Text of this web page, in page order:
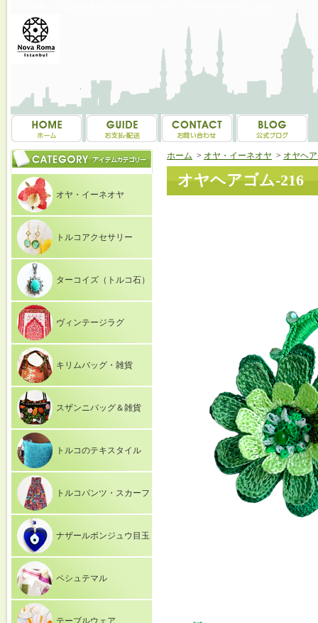
オヤ・イーネオヤ
トルコアクセサリー
ターコイズ（トルコ石）
ヴィンテージラグ
キリムバッグ・雑貨
スザンニバッグ＆雑貨
トルコのテキスタイル
トルコパンツ・スカーフ
ナザールボンジュウ目玉
ペシュテマル
テーブルウェア
ホーム > オヤ・イーネオヤ > オヤヘ
オヤヘアゴム-216